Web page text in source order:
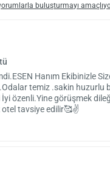
olacak biçimde karşılıyor.
özel otopark tahsis eden
sistemiyle
çamaşır yıkama ve
mümkün.
5, şehir merkezine ise
Çanakkale Karayolu
olan uzaklığı ise sadece
da oldukça yakın bir
buluşturmayı
Hanım Ekibinizle
temiz .sakin huzurlu
özenli.Yine görüşmek
tavsiye edilir🥰✌️